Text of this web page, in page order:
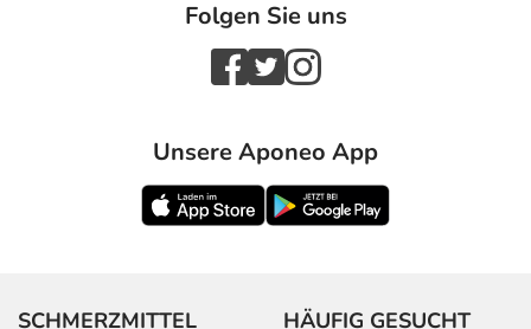
Folgen Sie uns
Unsere Aponeo App
SCHMERZMITTEL HÄUFIG GESUCHT